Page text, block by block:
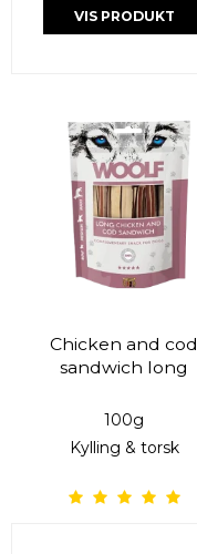
VIS PRODUKT
Chicken and cod
sandwich long
100g
Kylling & torsk